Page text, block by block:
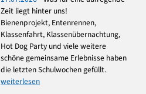
Zeit liegt hinter uns!
Bienenprojekt, Entenrennen,
Klassenfahrt, Klassenübernachtung,
Hot Dog Party und viele weitere
schöne gemeinsame Erlebnisse haben
die letzten Schulwochen gefüllt.
weiterlesen